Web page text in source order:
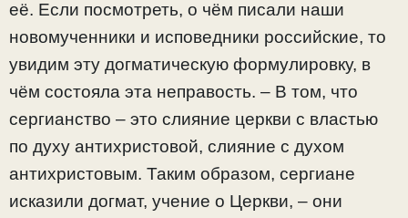
её. Если посмотреть, о чём писали наши
новомученники и исповедники российские, то
увидим эту догматическую формулировку, в
чём состояла эта неправость. – В том, что
сергианство – это слияние церкви с властью
по духу антихристовой, слияние с духом
антихристовым. Таким образом, сергиане
исказили догмат, учение о Церкви, – они